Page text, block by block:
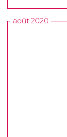
août 2020